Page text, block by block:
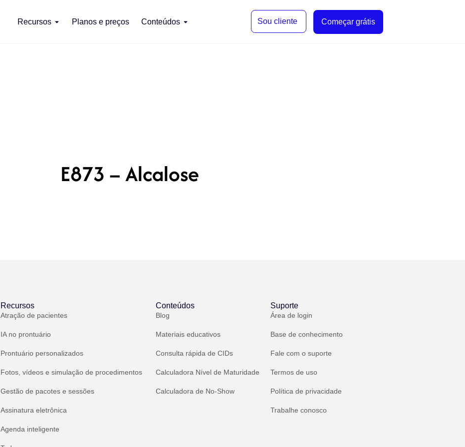
Recursos Planos e preços Conteúdos Sou cliente Começar grátis
E873 – Alcalose
Recursos
Atração de pacientes
IA no prontuário
Prontuário personalizados
Fotos, vídeos e simulação de procedimentos
Gestão de pacotes e sessões
Assinatura eletrônica
Agenda inteligente
Conteúdos
Blog
Materiais educativos
Consulta rápida de CIDs
Calculadora Nível de Maturidade
Calculadora de No-Show
Suporte
Área de login
Base de conhecimento
Fale com o suporte
Termos de uso
Política de privacidade
Trabalhe conosco